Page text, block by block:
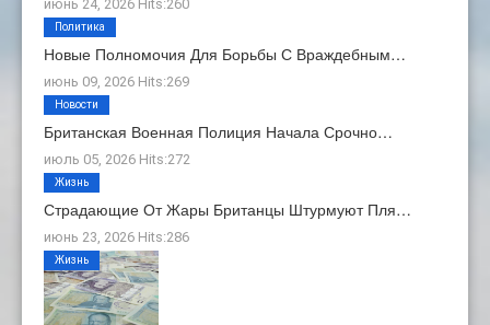
июнь 24, 2026 Hits:260
Новые Полномочия Для Борьбы С Враждебным…
июнь 09, 2026 Hits:269
Политика
Британская Военная Полиция Начала Срочно…
июль 05, 2026 Hits:272
Новости
Страдающие От Жары Британцы Штурмуют Пля…
июнь 23, 2026 Hits:286
Жизнь
Жизнь